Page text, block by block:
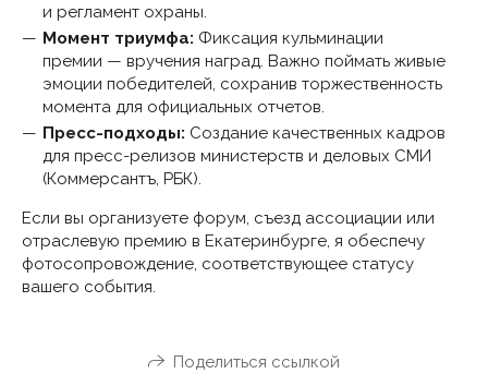
и регламент охраны.
Момент триумфа: Фиксация кульминации
премии — вручения наград. Важно поймать живые
эмоции победителей, сохранив торжественность
момента для официальных отчетов.
Пресс-подходы: Создание качественных кадров
для пресс-релизов министерств и деловых СМИ
(Коммерсантъ, РБК).
Если вы организуете форум, съезд ассоциации или
отраслевую премию в Екатеринбурге, я обеспечу
фотосопровождение, соответствующее статусу
вашего события.
Поделиться ссылкой